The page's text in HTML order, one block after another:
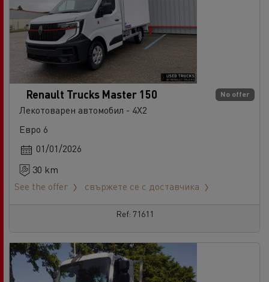
No offer
Renault Trucks Master 150
Лекотоварен автомобил - 4X2
Евро 6
01/01/2026
30 km
See the offer
свържете се с доставчика
Ref: 71611